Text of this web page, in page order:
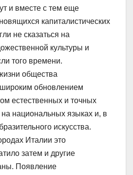
и вместе с тем еще
капиталистических
не сказаться на
культуры и
того времени.
общества
обновлением
естественных и точных
на национальных языках и, в
искусства.
Италии это
затем и другие
Появление